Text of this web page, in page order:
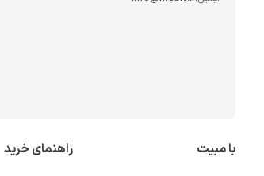
با مبیت راهنمای خرید